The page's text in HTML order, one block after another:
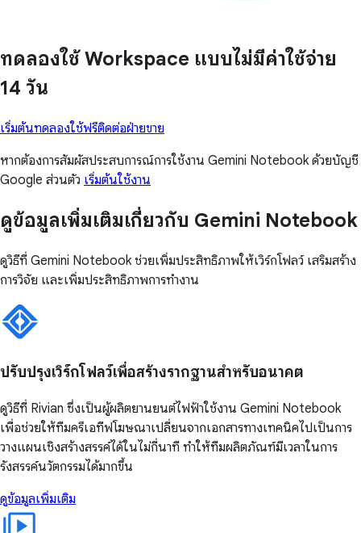
ทดลองใช้ Workspace แบบไม่มีค่าใช้จ่าย
14 วัน
เริ่มต้นทดลองใช้ฟรีติดต่อฝ่ายขาย
หากต้องการสัมผัสประสบการณ์การใช้งาน Gemini Notebook ด้วยบัญชี
Google ส่วนตัว เริ่มต้นใช้งาน
ดูข้อมูลเพิ่มเติมเกี่ยวกับ Gemini Notebook
ดูวิธีที่ Gemini Notebook ช่วยเพิ่มประสิทธิภาพให้เวิร์กโฟลว์ เสริมสร้าง
การวิจัย และเพิ่มประสิทธิภาพการทำงาน
ปรับปรุงเวิร์กโฟลว์เพื่อสร้างรากฐานสำหรับอนาคต
ดูวิธีที่ Rivian ซึ่งเป็นผู้ผลิตยานยนต์ไฟฟ้าใช้งาน Gemini Notebook
เพื่อช่วยให้ทีมครีเอทีฟโฆษณาเปลี่ยนจากเอกสารทางเทคนิคไปเป็นการ
วางแผนเชิงสร้างสรรค์ได้ในไม่กี่นาที ทำให้ทีมผลิตภัณฑ์มีเวลาในการ
รังสรรค์นวัตกรรมได้มากขึ้น
ดูข้อมูลเพิ่มเติม